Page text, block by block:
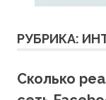
РУБРИКА:
Сколько